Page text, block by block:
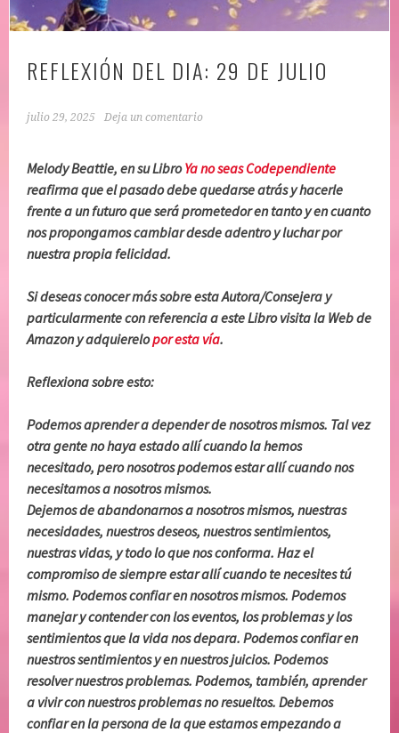
REFLEXIÓN DEL DIA: 29 DE JULIO
julio 29, 2025 Deja un comentario
Melody Beattie, en su LibroYa no seas Codependiente
reafirma que el pasado debe quedarse atrás y hacerle
frente a un futuro que será prometedor en tanto y en cuanto
nos propongamos cambiar desde adentro y luchar por
nuestra propia felicidad.
Si deseas conocer más sobre esta Autora/Consejera y
particularmente con referencia a este Libro visita la Web de
Amazon y adquierelopor esta vía.
Reflexiona sobre esto:
Podemos aprender a depender de nosotros mismos. Tal vez
otra gente no haya estado allí cuando la hemos
necesitado, pero nosotros podemos estar allí cuando nos
necesitamos a nosotros mismos.
Dejemos de abandonarnos a nosotros mismos, nuestras
necesidades, nuestros deseos, nuestros sentimientos,
nuestras vidas, y todo lo que nos conforma. Haz el
compromiso de siempre estar allí cuando te necesites tú
mismo. Podemos confiar en nosotros mismos. Podemos
manejar y contender con los eventos, los problemas y los
sentimientos que la vida nos depara. Podemos confiar en
nuestros sentimientos y en nuestros juicios. Podemos
resolver nuestros problemas. Podemos, también, aprender
a vivir con nuestros problemas no resueltos. Debemos
confiar en la persona de la que estamos empezando a